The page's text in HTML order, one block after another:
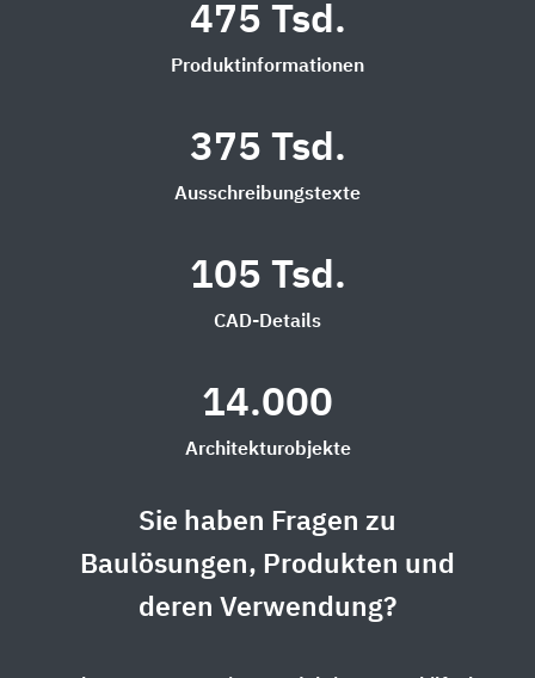
475 Tsd.
Produktinformationen
375 Tsd.
Ausschreibungstexte
105 Tsd.
CAD-Details
14.000
Architekturobjekte
Sie haben Fragen zu
Baulösungen, Produkten und
deren Verwendung?